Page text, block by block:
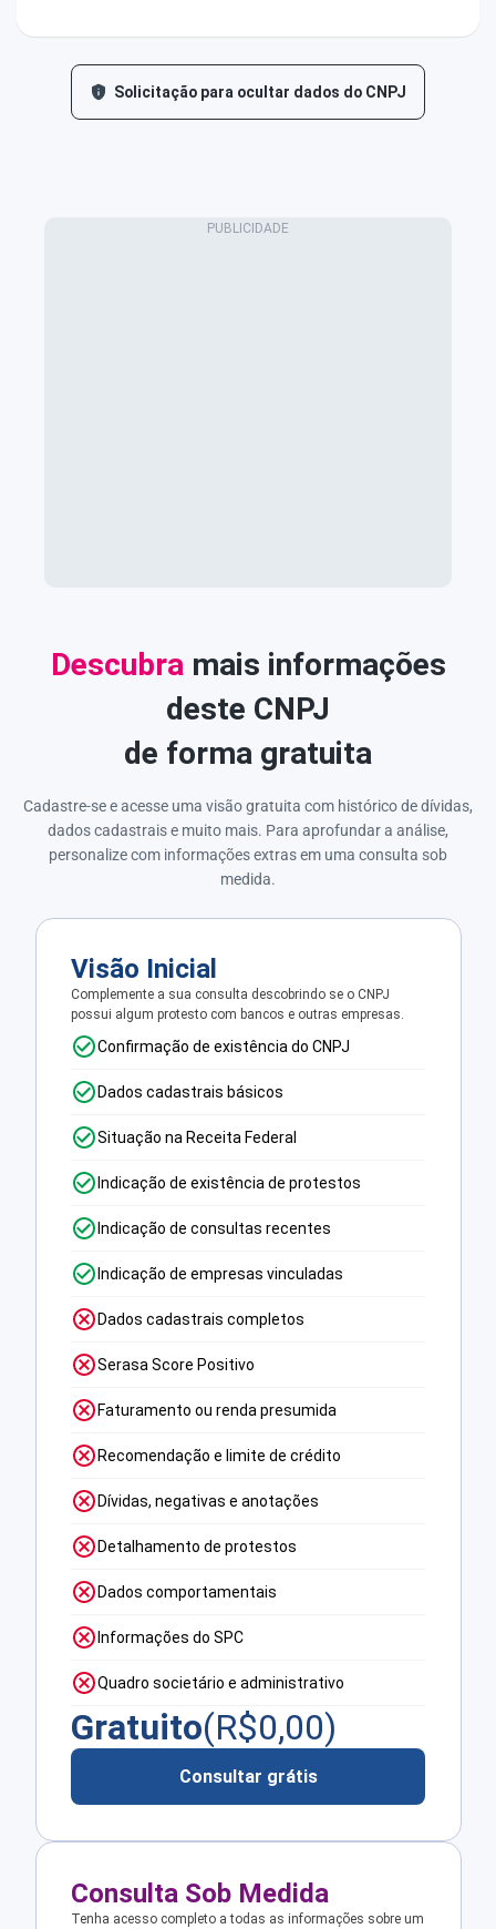
Solicitação para ocultar dados do CNPJ
Descubra mais informações
deste CNPJ
de forma gratuita
Cadastre-se e acesse uma visão gratuita com histórico de dívidas,
dados cadastrais e muito mais. Para aprofundar a análise,
personalize com informações extras em uma consulta sob
medida.
Visão Inicial
Complemente a sua consulta descobrindo se o CNPJ
possui algum protesto com bancos e outras empresas.
Confirmação de existência do CNPJ
Dados cadastrais básicos
Situação na Receita Federal
Indicação de existência de protestos
Indicação de consultas recentes
Indicação de empresas vinculadas
Dados cadastrais completos
Serasa Score Positivo
Faturamento ou renda presumida
Recomendação e limite de crédito
Dívidas, negativas e anotações
Detalhamento de protestos
Dados comportamentais
Informações do SPC
Quadro societário e administrativo
Gratuito(R$0,00)
Consultar grátis
Consulta Sob Medida
Tenha acesso completo a todas as informações sobre um